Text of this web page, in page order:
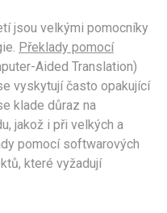
jsou velkými pomocníky
Překlady pomocí
Aided Translation)
vyskytují často opakující
klade důraz na
jakož i při velkých a
pomocí softwarových
které vyžadují